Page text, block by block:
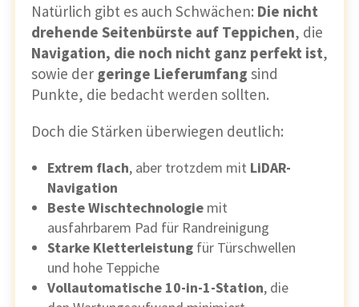
Natürlich gibt es auch Schwächen: Die nicht
drehende Seitenbürste auf Teppichen, die
Navigation, die noch nicht ganz perfekt ist,
sowie der geringe Lieferumfang sind
Punkte, die bedacht werden sollten.
Doch die Stärken überwiegen deutlich:
Extrem flach, aber trotzdem mit LiDAR-
Navigation
Beste Wischtechnologie mit
ausfahrbarem Pad für Randreinigung
Starke Kletterleistung für Türschwellen
und hohe Teppiche
Vollautomatische 10-in-1-Station, die